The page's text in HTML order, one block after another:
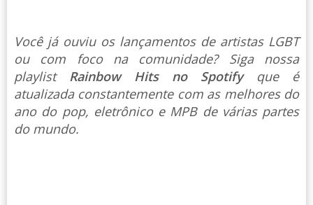
Você já ouviu os lançamentos de artistas LGBT
ou com foco na comunidade? Siga nossa
playlist Rainbow Hits no Spotify que é
atualizada constantemente com as melhores do
ano do pop, eletrônico e MPB de várias partes
do mundo.